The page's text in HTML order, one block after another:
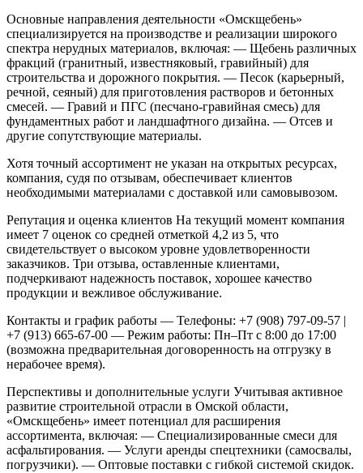
Основные направления деятельности «Омскщебень»
специализируется на производстве и реализации широкого
спектра нерудных материалов, включая: — Щебень различных
фракций (гранитный, известняковый, гравийный) для
строительства и дорожного покрытия. — Песок (карьерный,
речной, сеяный) для приготовления растворов и бетонных
смесей. — Гравий и ПГС (песчано-гравийная смесь) для
фундаментных работ и ландшафтного дизайна. — Отсев и
другие сопутствующие материалы.
Хотя точный ассортимент не указан на открытых ресурсах,
компания, судя по отзывам, обеспечивает клиентов
необходимыми материалами с доставкой или самовывозом.
Репутация и оценка клиентов На текущий момент компания
имеет 7 оценок со средней отметкой 4,2 из 5, что
свидетельствует о высоком уровне удовлетворенности
заказчиков. Три отзыва, оставленные клиентами,
подчеркивают надежность поставок, хорошее качество
продукции и вежливое обслуживание.
Контакты и график работы — Телефоны: +7 (908) 797-09-57 |
+7 (913) 665-67-00 — Режим работы: Пн–Пт с 8:00 до 17:00
(возможна предварительная договоренность на отгрузку в
нерабочее время).
Перспективы и дополнительные услуги Учитывая активное
развитие строительной отрасли в Омской области,
«Омскщебень» имеет потенциал для расширения
ассортимента, включая: — Специализированные смеси для
асфальтирования. — Услуги аренды спецтехники (самосвалы,
погрузчики). — Оптовые поставки с гибкой системой скидок.